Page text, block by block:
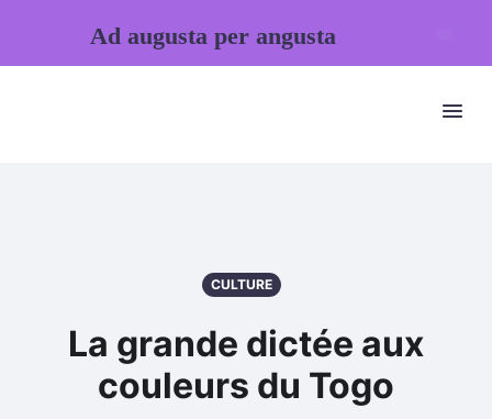
CULTURE
La grande dictée aux
couleurs du Togo
Ad augusta per angusta